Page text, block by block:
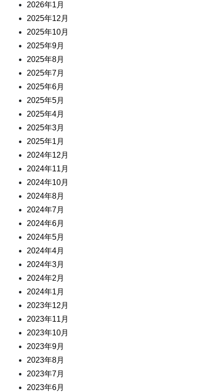
2026年1月
2025年12月
2025年10月
2025年9月
2025年8月
2025年7月
2025年6月
2025年5月
2025年4月
2025年3月
2025年1月
2024年12月
2024年11月
2024年10月
2024年8月
2024年7月
2024年6月
2024年5月
2024年4月
2024年3月
2024年2月
2024年1月
2023年12月
2023年11月
2023年10月
2023年9月
2023年8月
2023年7月
2023年6月